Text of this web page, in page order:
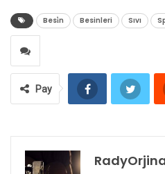
Besi̇n Besinleri Sıvı
Pay